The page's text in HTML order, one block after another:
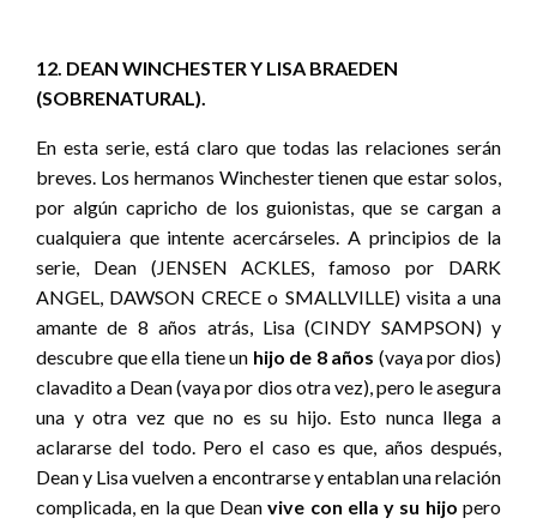
12. DEAN WINCHESTER Y LISA BRAEDEN
(SOBRENATURAL).
En esta serie, está claro que todas las relaciones serán
breves. Los hermanos Winchester tienen que estar solos,
por algún capricho de los guionistas, que se cargan a
cualquiera que intente acercárseles. A principios de la
serie, Dean (JENSEN ACKLES, famoso por DARK
ANGEL, DAWSON CRECE o SMALLVILLE) visita a una
amante de 8 años atrás, Lisa (CINDY SAMPSON) y
descubre que ella tiene un hijo de 8 años (vaya por dios)
clavadito a Dean (vaya por dios otra vez), pero le asegura
una y otra vez que no es su hijo. Esto nunca llega a
aclararse del todo. Pero el caso es que, años después,
Dean y Lisa vuelven a encontrarse y entablan una relación
complicada, en la que Deanvive con ella y su hijo pero